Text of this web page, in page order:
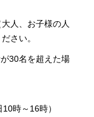
人、お子様の人
さい。
30名を超えた場
時～16時）